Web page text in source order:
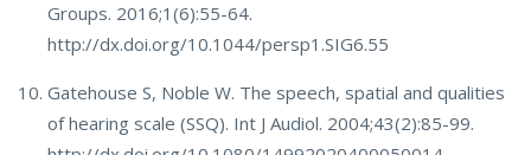
Groups. 2016;1(6):55-64.
http://dx.doi.org/10.1044/persp1.SIG6.55
Gatehouse S, Noble W. The speech, spatial and qualities
of hearing scale (SSQ). Int J Audiol. 2004;43(2):85-99.